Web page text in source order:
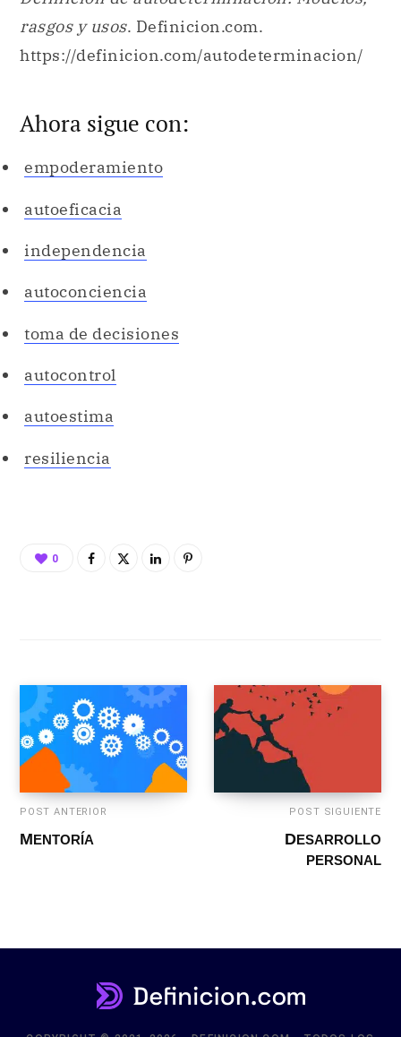
Ahora sigue con:
empoderamiento
independencia
autoconciencia
toma de decisiones
autocontrol
autoestima
resiliencia
0
POST ANTERIOR
MENTORÍA
POST SIGUIENTE
DERECHOS RESERVADOS.
CONTACTO PRIVACIDAD